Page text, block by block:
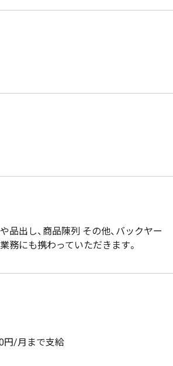
品出し、商品陳列 その他、バックヤー
務にも携わっていただきます。
円/月まで支給